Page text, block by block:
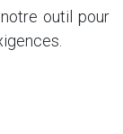
outil pour